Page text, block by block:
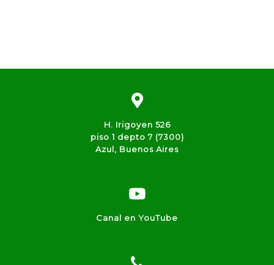
H. Irigoyen 526
piso 1 depto 7 (7300)
Azul, Buenos Aires
Canal en YouTube